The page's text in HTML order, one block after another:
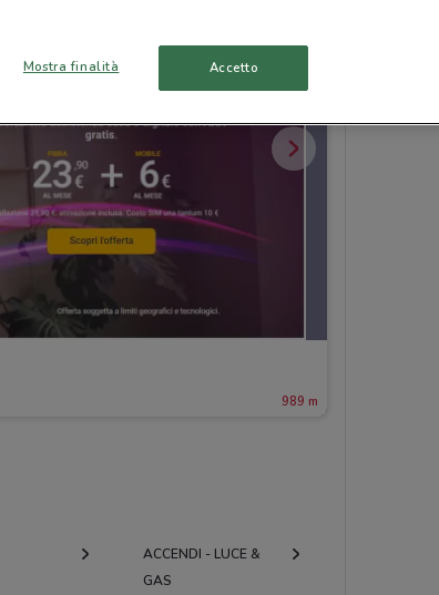
989 m
ACCENDI - LUCE &
GAS
Mostra finalità Accetto